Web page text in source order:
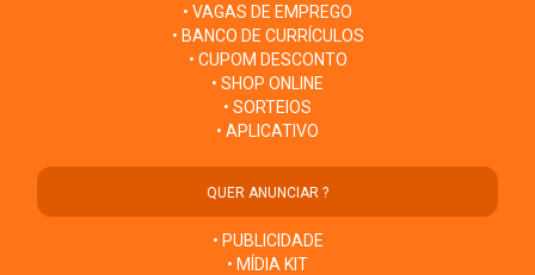
• VAGAS DE EMPREGO
• BANCO DE CURRÍCULOS
• CUPOM DESCONTO
• SHOP ONLINE
• SORTEIOS
• APLICATIVO
QUER ANUNCIAR ?
• PUBLICIDADE
• MÍDIA KIT